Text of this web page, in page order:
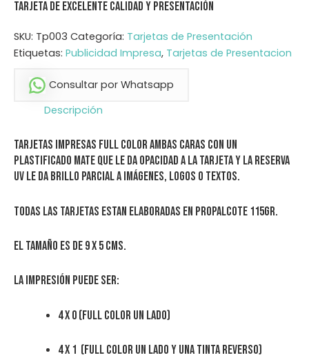
Tarjeta de Excelente Calidad y Presentación
SKU: Tp003 Categoría: Tarjetas de Presentación
Etiquetas: Publicidad Impresa, Tarjetas de Presentacion
Consultar por Whatsapp
Descripción
Tarjetas Impresas Full Color ambas caras con un
plastificado mate que le da opacidad a la tarjeta y la reserva
uv le da brillo parcial a imágenes, logos o textos.
Todas las tarjetas estan elaboradas en propalcote 115gr.
El tamaño es de 9 x 5 cms.
La impresión puede ser:
4 x 0 (Full color un lado)
4 x 1 (Full color un lado y una tinta reverso)